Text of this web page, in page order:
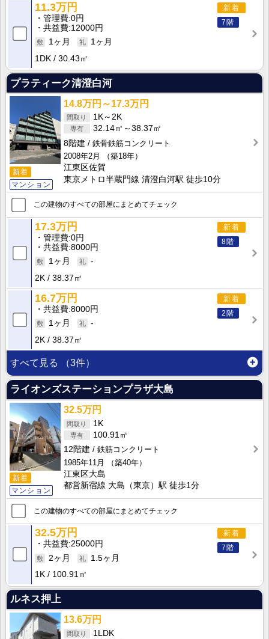
新着
7階
11.3万円
管理費 0円
共益費 12000円
1ヶ月
1ヶ月
1DK
30.43㎡
プラティーク清澄白河
新着
マンション
14.8万円～17.3万円
1K～2K
32.14㎡～38.37㎡
8階建
鉄骨鉄筋コンクリート
2008年2月
（築18年）
江東区佐賀
東京メトロ半蔵門線 清澄白河駅 徒歩10分
この建物のすべての部屋にまとめてチェック
新着
8階
17.3万円
管理費 0円
共益費 8000円
1ヶ月
-
2K
38.37㎡
新着
2階
16.7万円
共益費 8000円
1ヶ月
-
2K
38.37㎡
すべて見る （3件）
ライオンズステーションプラザ大島
新着
マンション
32.5万円
1K
100.91㎡
12階建
鉄筋コンクリート
1985年11月
（築40年）
江東区大島
都営新宿線 大島（東京）駅 徒歩1分
この建物のすべての部屋にまとめてチェック
新着
7階
32.5万円
共益費 25000円
2ヶ月
1.5ヶ月
1K
100.91㎡
ルネス押上
13.6万円
1LDK